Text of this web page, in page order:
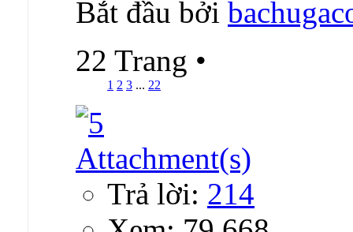
Bắt đầu bởi
22 Trang •
1 2 3 ... 22
Trả lời: 214